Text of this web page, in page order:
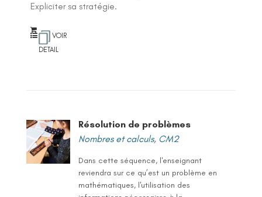
Expliciter sa stratégie.
VOIR
DETAIL
Résolution de problèmes
Nombres et calculs, CM2
Dans cette séquence, l'enseignant
reviendra sur ce qu’est un problème en
mathématiques, l'utilisation des